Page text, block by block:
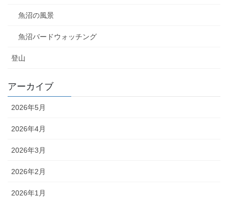
魚沼の風景
魚沼バードウォッチング
登山
アーカイブ
2026年5月
2026年4月
2026年3月
2026年2月
2026年1月